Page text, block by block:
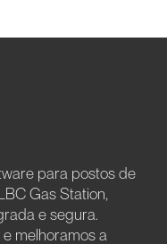
para postos de
Gas Station,
e segura.
melhoramos a